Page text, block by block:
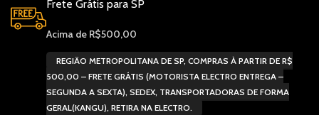
Frete Grátis para SP
Acima de R$500,00
REGIÃO METROPOLITANA DE SP, COMPRAS À PARTIR DE R$
500,00 – FRETE GRÁTIS (MOTORISTA ELECTRO ENTREGA –
SEGUNDA A SEXTA), SEDEX, TRANSPORTADORAS DE FORMA
GERAL(KANGU), RETIRA NA ELECTRO.